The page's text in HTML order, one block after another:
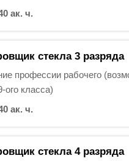
ак. ч.
стекла 3 разряда
профессии рабочего
ого класса)
ак. ч.
стекла 4 разряда